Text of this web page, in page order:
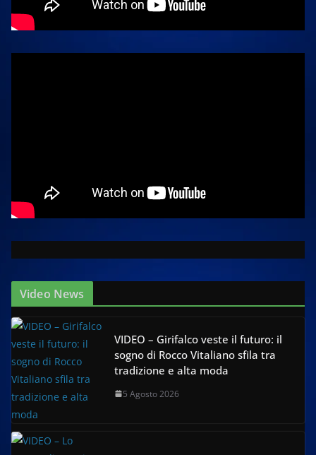
Video News
VIDEO – Girifalco veste il futuro: il
sogno di Rocco Vitaliano sfila tra
tradizione e alta moda
5 Agosto 2026